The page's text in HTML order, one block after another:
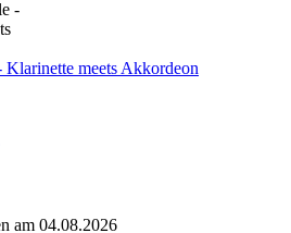
meets Akkordeon
am 04.08.2026